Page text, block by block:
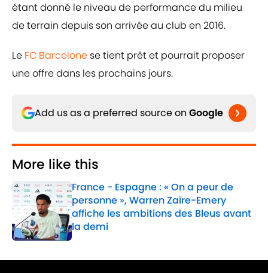
étant donné le niveau de performance du milieu
de terrain depuis son arrivée au club en 2016.
Le FC Barcelone se tient prêt et pourrait proposer
une offre dans les prochains jours.
Add us as a preferred source on Google
More like this
France - Espagne : « On a peur de
personne », Warren Zaïre-Emery
affiche les ambitions des Bleus avant
la demi
Published by on Invalid Date